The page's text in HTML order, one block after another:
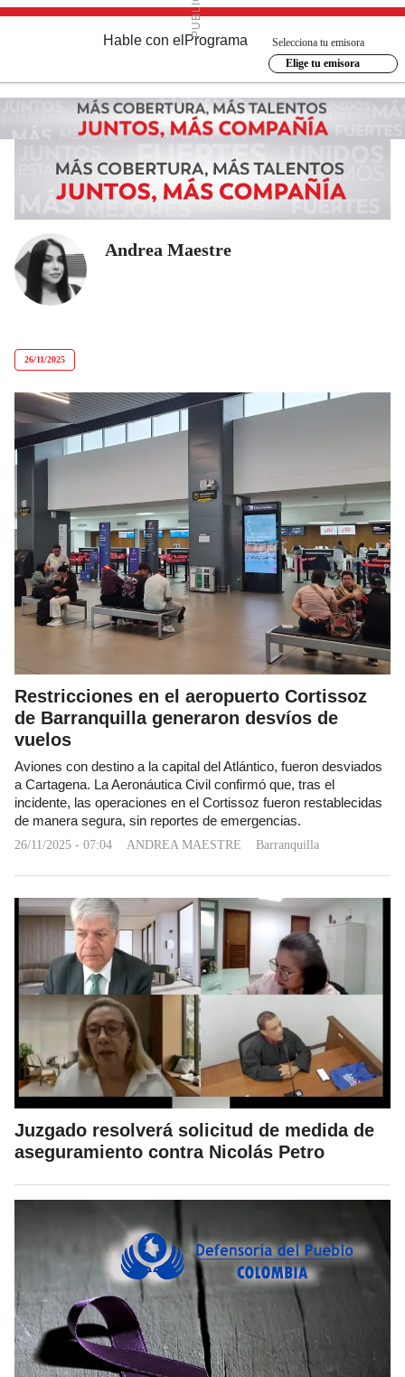
Hable con el Programa
Selecciona tu emisora
Elige tu emisora
Andrea Maestre
26/11/2025
Restricciones en el aeropuerto Cortissoz
de Barranquilla generaron desvíos de
vuelos
Aviones con destino a la capital del Atlántico, fueron desviados
a Cartagena. La Aeronáutica Civil confirmó que, tras el
incidente, las operaciones en el Cortissoz fueron restablecidas
de manera segura, sin reportes de emergencias.
26/11/2025 - 07:04 ANDREA MAESTRE Barranquilla
Juzgado resolverá solicitud de medida de
aseguramiento contra Nicolás Petro